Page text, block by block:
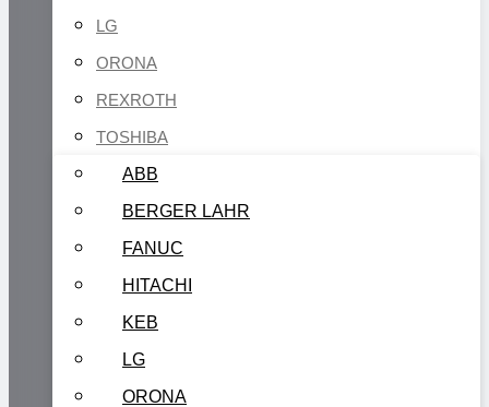
LG
ORONA
REXROTH
TOSHIBA
ABB
BERGER LAHR
FANUC
HITACHI
KEB
LG
ORONA